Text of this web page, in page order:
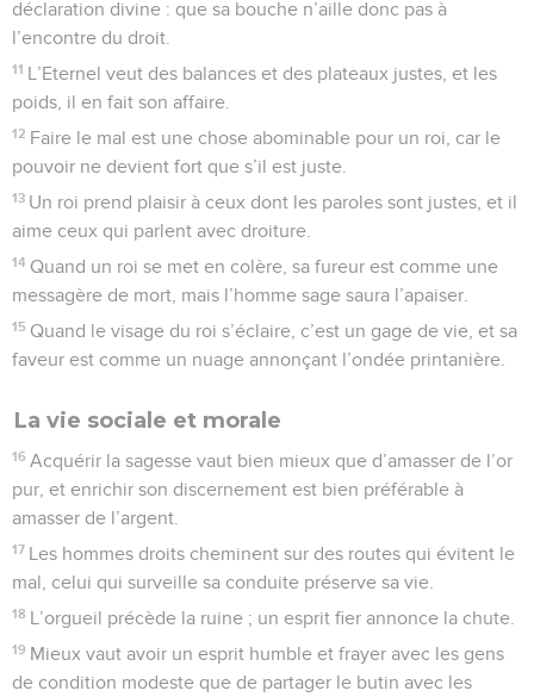
déclaration divine : que sa bouche n’aille donc pas à
l’encontre du droit.
11 L’Eternel veut des balances et des plateaux justes, et les
poids, il en fait son affaire.
12 Faire le mal est une chose abominable pour un roi, car le
pouvoir ne devient fort que s’il est juste.
13 Un roi prend plaisir à ceux dont les paroles sont justes, et il
aime ceux qui parlent avec droiture.
14 Quand un roi se met en colère, sa fureur est comme une
messagère de mort, mais l’homme sage saura l’apaiser.
15 Quand le visage du roi s’éclaire, c’est un gage de vie, et sa
faveur est comme un nuage annonçant l’ondée printanière.
La vie sociale et morale
16 Acquérir la sagesse vaut bien mieux que d’amasser de l’or
pur, et enrichir son discernement est bien préférable à
amasser de l’argent.
17 Les hommes droits cheminent sur des routes qui évitent le
mal, celui qui surveille sa conduite préserve sa vie.
18 L’orgueil précède la ruine ; un esprit fier annonce la chute.
19 Mieux vaut avoir un esprit humble et frayer avec les gens
de condition modeste que de partager le butin avec les